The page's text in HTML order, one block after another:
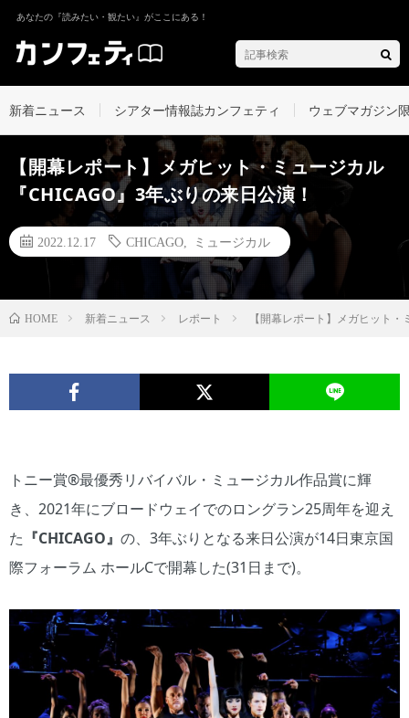
あなたの『読みたい・観たい』がここにある！
新着ニュース シアター情報誌カンフェティ ウェブマガジン
【開幕レポート】メガヒット・ミュージカル
『CHICAGO』3年ぶりの来日公演！
2022.12.17 CHICAGO ミュージカル
HOME 新着ニュース レポート 【開幕レポート】メガヒット
トニー賞®最優秀リバイバル・ミュージカル作品賞に輝
き、2021年にブロードウェイでのロングラン25周年を迎え
た 『CHICAGO』 の、3年ぶりとなる来日公演が14日東京国
際フォーラム ホールCで開幕した(31日まで)。